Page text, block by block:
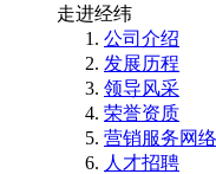
走进经纬
公司介绍
发展历程
领导风采
荣誉资质
营销服务网络
人才招聘